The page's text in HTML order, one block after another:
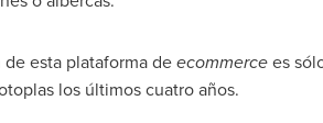
esta plataforma deecommercees
los últimos cuatro años.